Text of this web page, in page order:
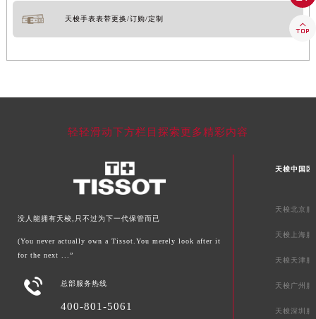
天梭手表表带更换/订购/定制
轻轻滑动下方栏目探索更多精彩内容
没人能拥有天梭,只不过为下一代保管而已
(You never actually own a Tissot.You merely look after it
for the next ...”
 总部服务热线
400-801-5061
天梭中国区
天梭北京服
天梭上海服
天梭天津服
天梭广州服
天梭深圳服
